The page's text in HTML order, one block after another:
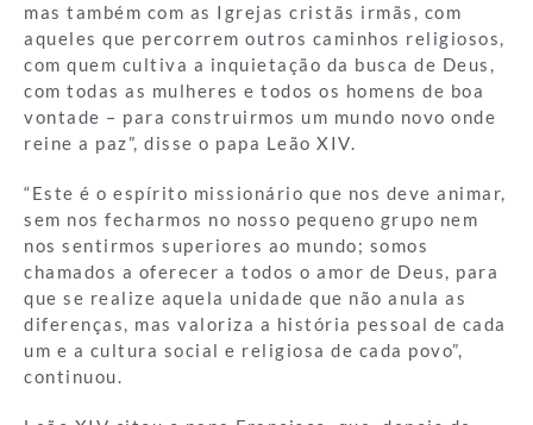
mas também com as Igrejas cristãs irmãs, com
aqueles que percorrem outros caminhos religiosos,
com quem cultiva a inquietação da busca de Deus,
com todas as mulheres e todos os homens de boa
vontade – para construirmos um mundo novo onde
reine a paz”, disse o papa Leão XIV.
“Este é o espírito missionário que nos deve animar,
sem nos fecharmos no nosso pequeno grupo nem
nos sentirmos superiores ao mundo; somos
chamados a oferecer a todos o amor de Deus, para
que se realize aquela unidade que não anula as
diferenças, mas valoriza a história pessoal de cada
um e a cultura social e religiosa de cada povo”,
continuou.